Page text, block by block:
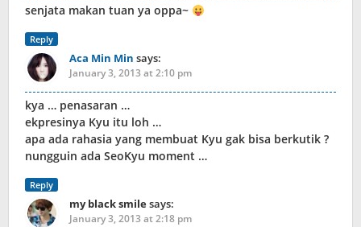
senjata makan tuan ya oppa~
Reply
Aca Min Min says:
January 3, 2013 at 2:10 pm
kya … penasaran …
ekpresinya Kyu itu loh …
apa ada rahasia yang membuat Kyu gak bisa berkutik ?
nungguin ada SeoKyu moment …
Reply
my black smilesays:
January 3, 2013 at 2:18 pm